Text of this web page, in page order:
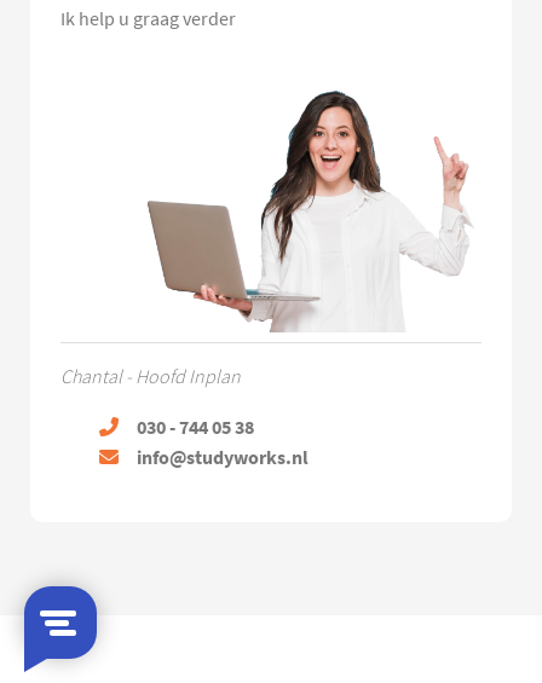
Ik help u graag verder
Chantal - Hoofd Inplan
030 - 744 05 38
info@studyworks.nl